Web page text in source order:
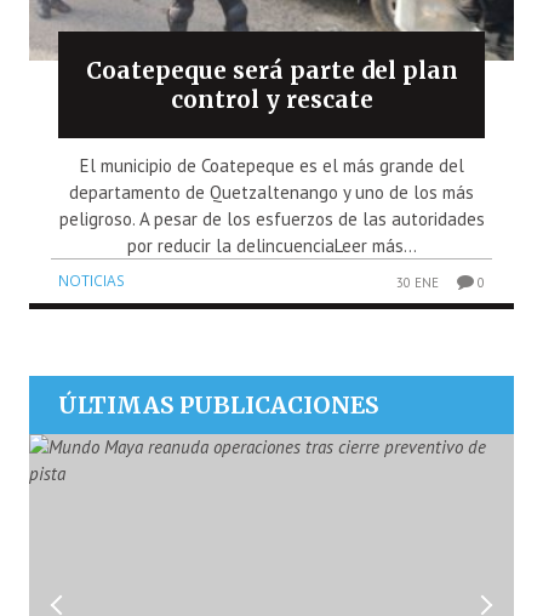
Coatepeque será parte del plan
control y rescate
El municipio de Coatepeque es el más grande del
departamento de Quetzaltenango y uno de los más
peligroso. A pesar de los esfuerzos de las autoridades
por reducir la delincuenciaLeer más...
NOTICIAS 30 ENE 0
ÚLTIMAS PUBLICACIONES